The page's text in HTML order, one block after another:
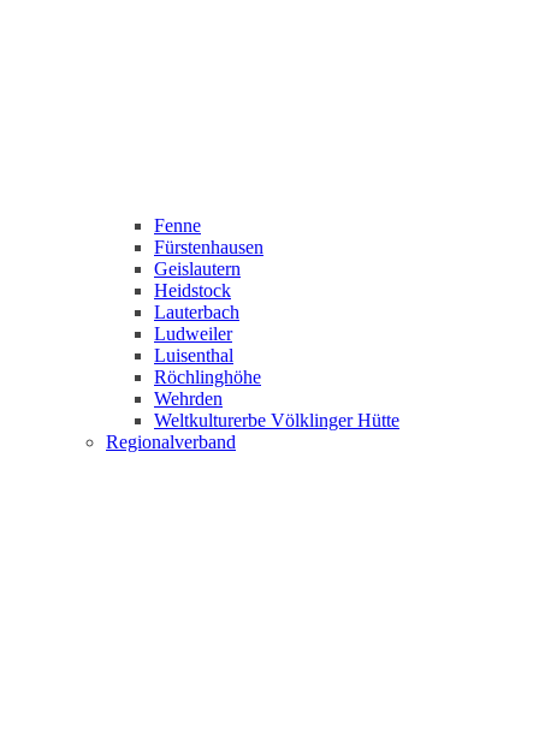
Fenne
Fürstenhausen
Geislautern
Heidstock
Lauterbach
Ludweiler
Luisenthal
Röchlinghöhe
Wehrden
Weltkulturerbe Völklinger Hütte
Regionalverband